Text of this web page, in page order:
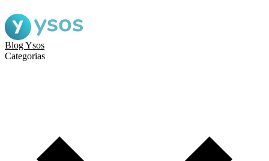
Blog Ysos
Categorias